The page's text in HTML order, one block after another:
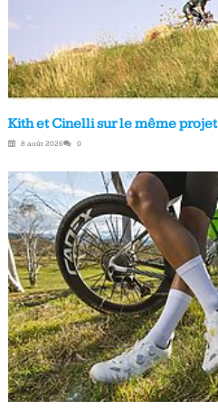
Kith et Cinelli sur le même projet
8 août 2026 0